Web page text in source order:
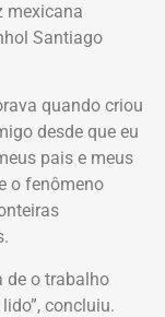
mexicana
Santiago
quando criou
desde que eu
pais e meus
o fenômeno
de o trabalho
concluiu.